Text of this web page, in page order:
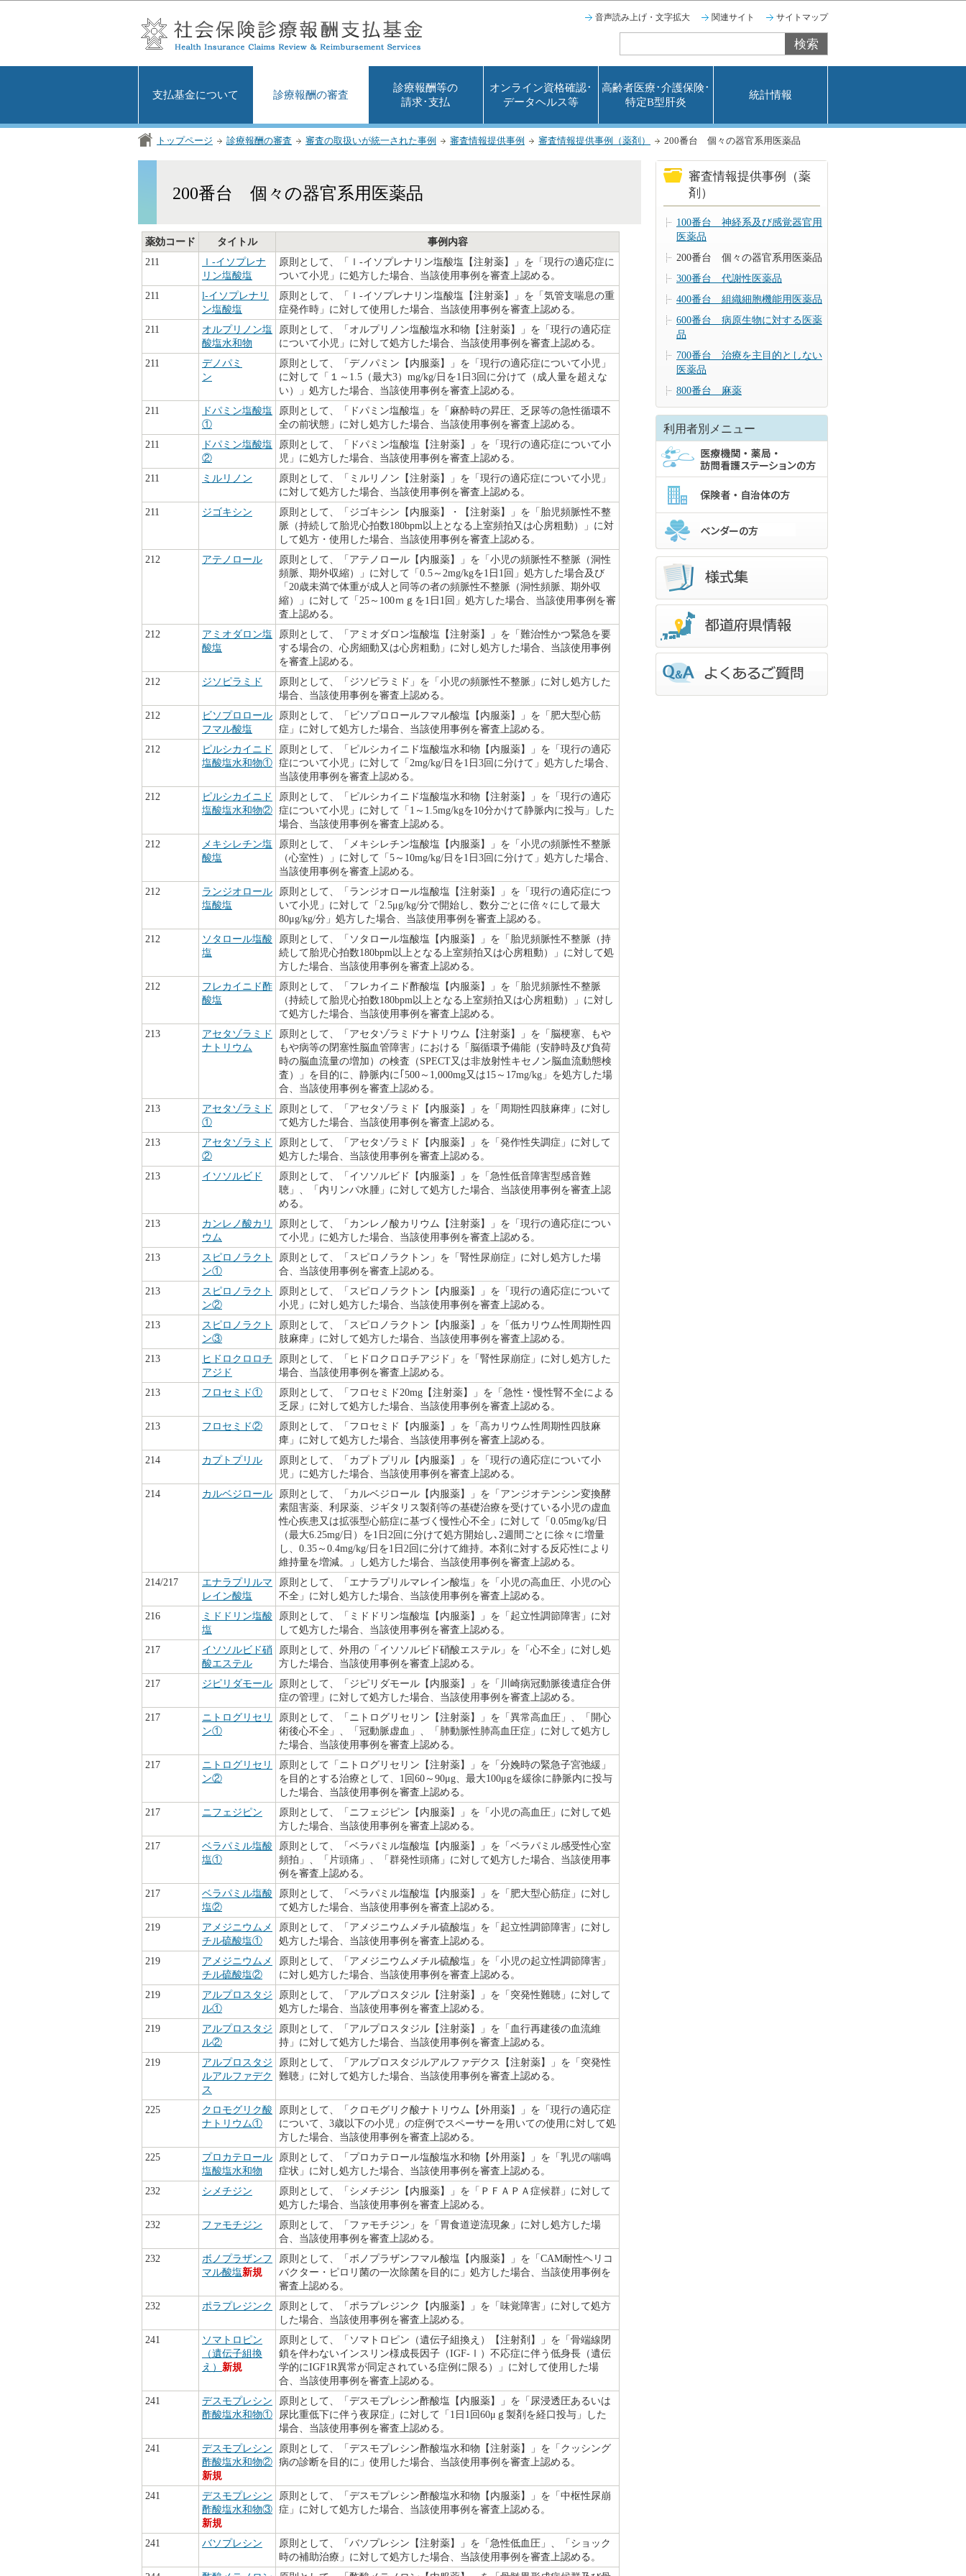
音声読み上げ・文字拡大 関連サイト サイトマップ
支払基金について 診療報酬の審査
診療報酬等の
請求･支払
オンライン資格確認･
データヘルス等
高齢者医療･介護保険･
特定B型肝炎
統計情報
トップページ 診療報酬の審査 審査の取扱いが統一された事例 審査情報提供事例 審査情報提供事例（薬剤） 200番台 個々の器官系用医薬品
200番台 個々の器官系用医薬品
薬効コード タイトル
事例内容
211
ｌ-イソプレナ
リン塩酸塩
原則として、「ｌ-イソプレナリン塩酸塩【注射薬】」を「現行の適応症に
ついて小児」に処方した場合、当該使用事例を審査上認める。
211
l-イソプレナリ
ン塩酸塩
原則として、「ｌ-イソプレナリン塩酸塩【注射薬】」を「気管支喘息の重
症発作時」に対して使用した場合、当該使用事例を審査上認める。
211
オルプリノン塩
酸塩水和物
原則として、「オルプリノン塩酸塩水和物【注射薬】」を「現行の適応症
について小児」に対して処方した場合、当該使用事例を審査上認める。
211
デノパミ
ン
原則として、「デノパミン【内服薬】」を「現行の適応症について小児」
に対して「１～1.5（最大3）mg/kg/日を1日3回に分けて（成人量を超えな
い）」処方した場合、当該使用事例を審査上認める。
211
ドパミン塩酸塩
①
原則として、「ドパミン塩酸塩」を「麻酔時の昇圧、乏尿等の急性循環不
全の前状態」に対し処方した場合、当該使用事例を審査上認める。
211
ドパミン塩酸塩
②
原則として、「ドパミン塩酸塩【注射薬】」を「現行の適応症について小
児」に処方した場合、当該使用事例を審査上認める。
211
ミルリノン
原則として、「ミルリノン【注射薬】」を「現行の適応症について小児」
に対して処方した場合、当該使用事例を審査上認める。
211
ジゴキシン
原則として、「ジゴキシン【内服薬】・【注射薬】」を「胎児頻脈性不整
脈（持続して胎児心拍数180bpm以上となる上室頻拍又は心房粗動）」に対
して処方・使用した場合、当該使用事例を審査上認める。
212
アテノロール
原則として、「アテノロール【内服薬】」を「小児の頻脈性不整脈（洞性
頻脈、期外収縮）」に対して「0.5～2mg/kgを1日1回」処方した場合及び
「20歳未満で体重が成人と同等の者の頻脈性不整脈（洞性頻脈、期外収
縮）」に対して「25～100ｍｇを1日1回」処方した場合、当該使用事例を審
査上認める。
212
アミオダロン塩
酸塩
原則として、「アミオダロン塩酸塩【注射薬】」を「難治性かつ緊急を要
する場合の、心房細動又は心房粗動」に対し処方した場合、当該使用事例
を審査上認める。
212
ジソピラミド
原則として、「ジソピラミド」を「小児の頻脈性不整脈」に対し処方した
場合、当該使用事例を審査上認める。
212
ビソプロロール
フマル酸塩
原則として、「ビソプロロールフマル酸塩【内服薬】」を「肥大型心筋
症」に対して処方した場合、当該使用事例を審査上認める。
212
ピルシカイニド
塩酸塩水和物①
原則として、「ピルシカイニド塩酸塩水和物【内服薬】」を「現行の適応
症について小児」に対して「2mg/kg/日を1日3回に分けて」処方した場合、
当該使用事例を審査上認める。
212
ピルシカイニド
塩酸塩水和物②
原則として、「ピルシカイニド塩酸塩水和物【注射薬】」を「現行の適応
症について小児」に対して「1～1.5mg/kgを10分かけて静脈内に投与」した
場合、当該使用事例を審査上認める。
212
メキシレチン塩
酸塩
原則として、「メキシレチン塩酸塩【内服薬】」を「小児の頻脈性不整脈
（心室性）」に対して「5～10mg/kg/日を1日3回に分けて」処方した場合、
当該使用事例を審査上認める。
212
ランジオロール
塩酸塩
原則として、「ランジオロール塩酸塩【注射薬】」を「現行の適応症につ
いて小児」に対して「2.5μg/kg/分で開始し、数分ごとに倍々にして最大
80μg/kg/分」処方した場合、当該使用事例を審査上認める。
212
ソタロール塩酸
塩
原則として、「ソタロール塩酸塩【内服薬】」を「胎児頻脈性不整脈（持
続して胎児心拍数180bpm以上となる上室頻拍又は心房粗動）」に対して処
方した場合、当該使用事例を審査上認める。
212
フレカイニド酢
酸塩
原則として、「フレカイニド酢酸塩【内服薬】」を「胎児頻脈性不整脈
（持続して胎児心拍数180bpm以上となる上室頻拍又は心房粗動）」に対し
て処方した場合、当該使用事例を審査上認める。
213
アセタゾラミド
ナトリウム
原則として、「アセタゾラミドナトリウム【注射薬】」を「脳梗塞、もや
もや病等の閉塞性脳血管障害」における「脳循環予備能（安静時及び負荷
時の脳血流量の増加）の検査（SPECT又は非放射性キセノン脳血流動態検
査）」を目的に、静脈内に｢500～1,000mg又は15～17mg/kg」を処方した場
合、当該使用事例を審査上認める。
213
アセタゾラミド
①
原則として、「アセタゾラミド【内服薬】」を「周期性四肢麻痺」に対し
て処方した場合、当該使用事例を審査上認める。
213
アセタゾラミド
②
原則として、「アセタゾラミド【内服薬】」を「発作性失調症」に対して
処方した場合、当該使用事例を審査上認める。
213
イソソルビド
原則として、「イソソルビド【内服薬】」を「急性低音障害型感音難
聴」、「内リンパ水腫」に対して処方した場合、当該使用事例を審査上認
める。
213
カンレノ酸カリ
ウム
原則として、「カンレノ酸カリウム【注射薬】」を「現行の適応症につい
て小児」に処方した場合、当該使用事例を審査上認める。
213
スピロノラクト
ン①
原則として、「スピロノラクトン」を「腎性尿崩症」に対し処方した場
合、当該使用事例を審査上認める。
213
スピロノラクト
ン②
原則として、「スピロノラクトン【内服薬】」を「現行の適応症について
小児」に対し処方した場合、当該使用事例を審査上認める。
213
スピロノラクト
ン③
原則として、「スピロノラクトン【内服薬】」を「低カリウム性周期性四
肢麻痺」に対して処方した場合、当該使用事例を審査上認める。
213
ヒドロクロロチ
アジド
原則として、「ヒドロクロロチアジド」を「腎性尿崩症」に対し処方した
場合、当該使用事例を審査上認める。
213
フロセミド①
原則として、「フロセミド20mg【注射薬】」を「急性・慢性腎不全による
乏尿」に対して処方した場合、当該使用事例を審査上認める。
213
フロセミド②
原則として、「フロセミド【内服薬】」を「高カリウム性周期性四肢麻
痺」に対して処方した場合、当該使用事例を審査上認める。
214
カプトプリル
原則として、「カプトプリル【内服薬】」を「現行の適応症について小
児」に処方した場合、当該使用事例を審査上認める。
214
カルベジロール
原則として、「カルベジロール【内服薬】」を「アンジオテンシン変換酵
素阻害薬、利尿薬、ジギタリス製剤等の基礎治療を受けている小児の虚血
性心疾患又は拡張型心筋症に基づく慢性心不全」に対して「0.05mg/kg/日
（最大6.25mg/日）を1日2回に分けて処方開始し､2週間ごとに徐々に増量
し、0.35～0.4mg/kg/日を1日2回に分けて維持。本剤に対する反応性により
維持量を増減。」し処方した場合、当該使用事例を審査上認める。
214/217
エナラプリルマ
レイン酸塩
原則として、「エナラプリルマレイン酸塩」を「小児の高血圧、小児の心
不全」に対し処方した場合、当該使用事例を審査上認める。
216
ミドドリン塩酸
塩
原則として、「ミドドリン塩酸塩【内服薬】」を「起立性調節障害」に対
して処方した場合、当該使用事例を審査上認める。
217
イソソルビド硝
酸エステル
原則として、外用の「イソソルビド硝酸エステル」を「心不全」に対し処
方した場合、当該使用事例を審査上認める。
217
ジピリダモール
原則として、「ジピリダモール【内服薬】」を「川崎病冠動脈後遺症合併
症の管理」に対して処方した場合、当該使用事例を審査上認める。
217
ニトログリセリ
ン①
原則として、「ニトログリセリン【注射薬】」を「異常高血圧」、「開心
術後心不全」、「冠動脈虚血」、「肺動脈性肺高血圧症」に対して処方し
た場合、当該使用事例を審査上認める。
217
ニトログリセリ
ン②
原則として「ニトログリセリン【注射薬】」を「分娩時の緊急子宮弛緩」
を目的とする治療として、1回60～90μg、最大100μgを緩徐に静脈内に投与
した場合、当該使用事例を審査上認める。
217
ニフェジピン
原則として、「ニフェジピン【内服薬】」を「小児の高血圧」に対して処
方した場合、当該使用事例を審査上認める。
217
ベラパミル塩酸
塩①
原則として、「ベラパミル塩酸塩【内服薬】」を「ベラパミル感受性心室
頻拍」、「片頭痛」、「群発性頭痛」に対して処方した場合、当該使用事
例を審査上認める。
217
ベラパミル塩酸
塩②
原則として、「ベラパミル塩酸塩【内服薬】」を「肥大型心筋症」に対し
て処方した場合、当該使用事例を審査上認める。
219
アメジニウムメ
チル硫酸塩①
原則として、「アメジニウムメチル硫酸塩」を「起立性調節障害」に対し
処方した場合、当該使用事例を審査上認める。
219
アメジニウムメ
チル硫酸塩②
原則として、「アメジニウムメチル硫酸塩」を「小児の起立性調節障害」
に対し処方した場合、当該使用事例を審査上認める。
219
アルプロスタジ
ル①
原則として、「アルプロスタジル【注射薬】」を「突発性難聴」に対して
処方した場合、当該使用事例を審査上認める。
219
アルプロスタジ
ル②
原則として、「アルプロスタジル【注射薬】」を「血行再建後の血流維
持」に対して処方した場合、当該使用事例を審査上認める。
219
アルプロスタジ
ルアルファデク
ス
原則として、「アルプロスタジルアルファデクス【注射薬】」を「突発性
難聴」に対して処方した場合、当該使用事例を審査上認める。
225
クロモグリク酸
ナトリウム①
原則として、「クロモグリク酸ナトリウム【外用薬】」を「現行の適応症
について、3歳以下の小児」の症例でスペーサーを用いての使用に対して処
方した場合、当該使用事例を審査上認める。
225
プロカテロール
塩酸塩水和物
原則として、「プロカテロール塩酸塩水和物【外用薬】」を「乳児の喘鳴
症状」に対し処方した場合、当該使用事例を審査上認める。
232
シメチジン
原則として、「シメチジン【内服薬】」を「ＰＦＡＰＡ症候群」に対して
処方した場合、当該使用事例を審査上認める。
232
ファモチジン
原則として、「ファモチジン」を「胃食道逆流現象」に対し処方した場
合、当該使用事例を審査上認める。
232
ボノプラザンフ
マル酸塩新規
原則として、「ボノプラザンフマル酸塩【内服薬】」を「CAM耐性ヘリコ
バクター・ピロリ菌の一次除菌を目的に」処方した場合、当該使用事例を
審査上認める。
232
ポラプレジンク
原則として、「ポラプレジンク【内服薬】」を「味覚障害」に対して処方
した場合、当該使用事例を審査上認める。
241
ソマトロピン
（遺伝子組換
え） 新規
原則として、「ソマトロピン（遺伝子組換え）【注射剤】」を「骨端線閉
鎖を伴わないインスリン様成長因子（IGF-Ⅰ）不応症に伴う低身長（遺伝
学的にIGF1R異常が同定されている症例に限る）」に対して使用した場
合、当該使用事例を審査上認める。
241
デスモプレシン
酢酸塩水和物①
原則として、「デスモプレシン酢酸塩【内服薬】」を「尿浸透圧あるいは
尿比重低下に伴う夜尿症」に対して「1日1回60μｇ製剤を経口投与」した
場合、当該使用事例を審査上認める。
241
デスモプレシン
酢酸塩水和物②
新規
原則として、「デスモプレシン酢酸塩水和物【注射薬】」を「クッシング
病の診断を目的に」使用した場合、当該使用事例を審査上認める。
241
デスモプレシン
酢酸塩水和物③
新規
原則として、「デスモプレシン酢酸塩水和物【内服薬】」を「中枢性尿崩
症」に対して処方した場合、当該使用事例を審査上認める。
241 バソプレシン
原則として、「バソプレシン【注射薬】」を「急性低血圧」、「ショック
時の補助治療」に対して処方した場合、当該使用事例を審査上認める。
審査情報提供事例（薬
剤）
100番台 神経系及び感覚器官用
医薬品
200番台 個々の器官系用医薬品
300番台 代謝性医薬品
400番台 組織細胞機能用医薬品
600番台 病原生物に対する医薬
品
700番台 治療を主目的としない
医薬品
800番台 麻薬
利用者別メニュー